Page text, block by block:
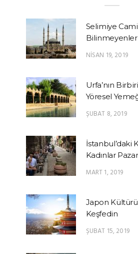
Selimiye
NISAN 19, 2019
Urfa’nın
Yöresel
ŞUBAT 8, 2019
İstanbul’daki
Kadınlar
MART 1, 2019
Japon
Keşfedin
ŞUBAT 15, 2019